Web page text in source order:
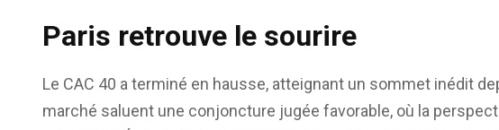
Paris retrouve le sourire
Le CAC 40 a terminé en hausse, atteignant un sommet inédit
marché saluent une conjoncture jugée favorable, où la